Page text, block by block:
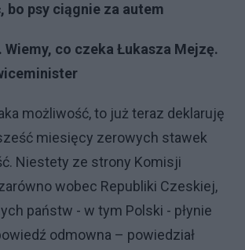
bo psy ciągnie za autem
Wiemy, co czeka Łukasza Mejzę.
możliwość, to już teraz deklaruję
miesięcy zerowych stawek
Niestety ze strony Komisji
wobec Republiki Czeskiej,
państw - w tym Polski - płynie
odmowna – powiedział